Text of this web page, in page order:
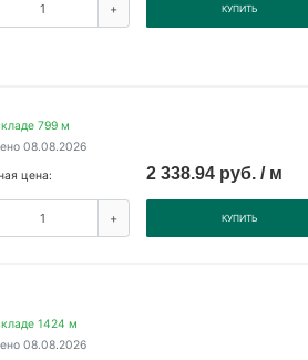
+ КУПИТЬ
799 м
08.08.2026
цена:
2 338.94 руб. / м
+ КУПИТЬ
1424 м
08.08.2026